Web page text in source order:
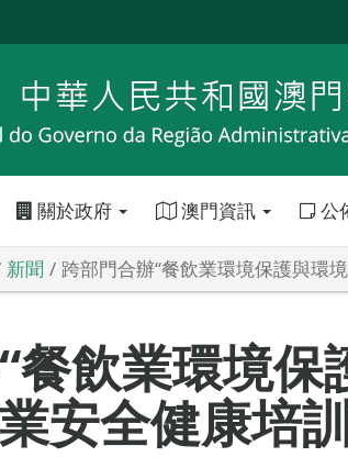
關於政府 澳門資訊 公
新聞 跨部門合辦“餐飲業環境保護與環
餐飲業環境保
安全健康培